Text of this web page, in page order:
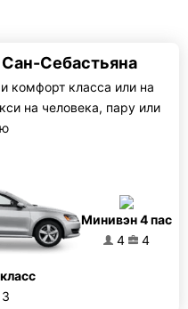
Сан-Себастьяна
комфорт класса или на
на человека, пару или
3
Минивэн 4 пас
4
4